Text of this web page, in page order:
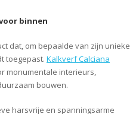
binnen
dat, om bepaalde van zijn unieke
toegepast. Kalkverf Calciana
monumentale interieurs,
bouwen.
harsvrije en spanningsarme